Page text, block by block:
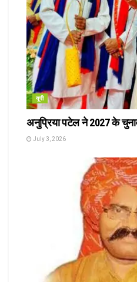
यूपी
अनुप्रिया पटेल ने 2027 के
July 3, 2026